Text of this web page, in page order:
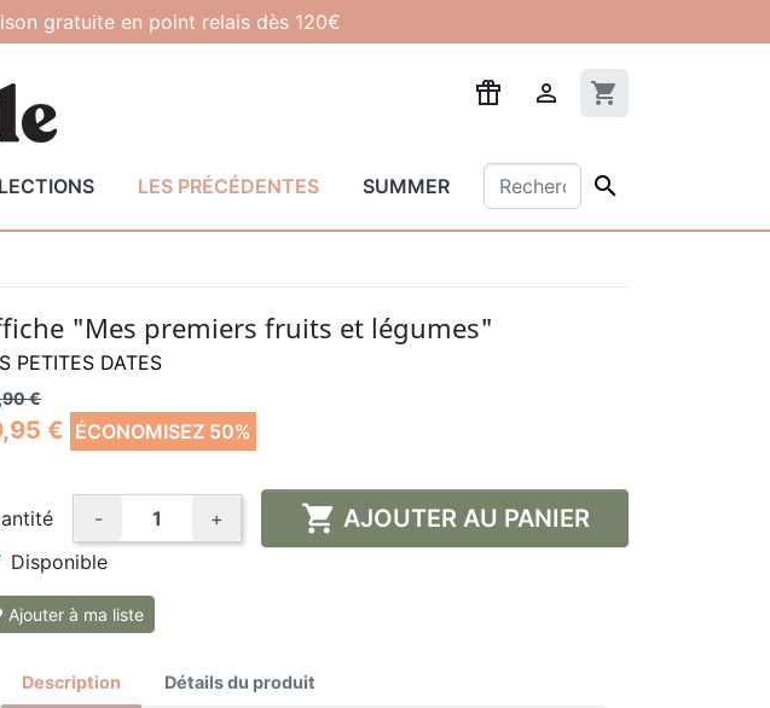
gratuite en point relais dès 120€
 shopping_cart
LES PRÉCÉDENTES SUMMER 
"Mes premiers fruits et légumes"
PETITES DATES
€
€ ÉCONOMISEZ 50%
- +  AJOUTER AU PANIER
Disponible
à ma liste
Description Détails du produit